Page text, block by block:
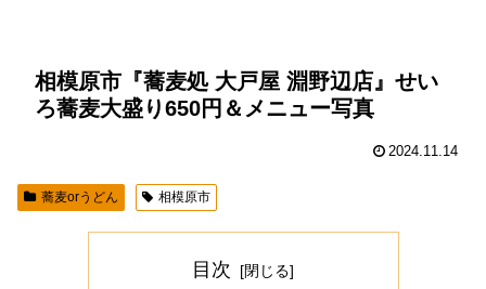
相模原市『蕎麦処 大戸屋 淵野辺店』せい
ろ蕎麦大盛り650円＆メニュー写真
2024.11.14
蕎麦orうどん 相模原市
目次